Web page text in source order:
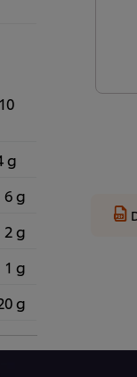
g
6 g
2 g
1 g
g